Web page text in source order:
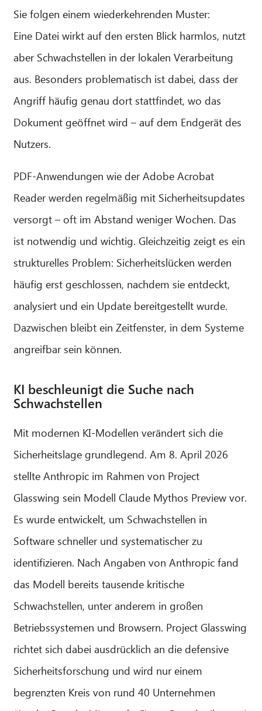
Sie folgen einem wiederkehrenden Muster:
Eine Datei wirkt auf den ersten Blick harmlos, nutzt
aber Schwachstellen in der lokalen Verarbeitung
aus. Besonders problematisch ist dabei, dass der
Angriff häufig genau dort stattfindet, wo das
Dokument geöffnet wird – auf dem Endgerät des
Nutzers.
PDF-Anwendungen wie der Adobe Acrobat
Reader werden regelmäßig mit Sicherheitsupdates
versorgt – oft im Abstand weniger Wochen. Das
ist notwendig und wichtig. Gleichzeitig zeigt es ein
strukturelles Problem: Sicherheitslücken werden
häufig erst geschlossen, nachdem sie entdeckt,
analysiert und ein Update bereitgestellt wurde.
Dazwischen bleibt ein Zeitfenster, in dem Systeme
angreifbar sein können.
KI beschleunigt die Suche nach
Schwachstellen
Mit modernen KI-Modellen verändert sich die
Sicherheitslage grundlegend. Am 8. April 2026
stellte Anthropic im Rahmen von Project
Glasswing sein Modell Claude Mythos Preview vor.
Es wurde entwickelt, um Schwachstellen in
Software schneller und systematischer zu
identifizieren. Nach Angaben von Anthropic fand
das Modell bereits tausende kritische
Schwachstellen, unter anderem in großen
Betriebssystemen und Browsern. Project Glasswing
richtet sich dabei ausdrücklich an die defensive
Sicherheitsforschung und wird nur einem
begrenzten Kreis von rund 40 Unternehmen
CIB AI ChatBot